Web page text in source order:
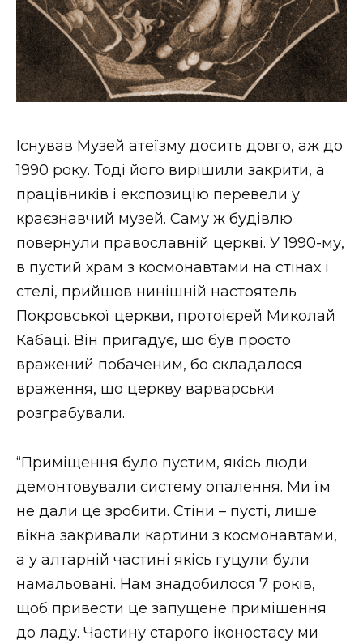
Існував Музей атеїзму досить довго, аж до
1990 року. Тоді його вирішили закрити, а
працівників і експозицію перевели у
краєзнавчий музей. Саму ж будівлю
повернули православній церкві. У 1990-му,
в пустий храм з космонавтами на стінах і
стелі, прийшов нинішній настоятель
Покровської церкви, протоієрей Миколай
Кабаці. Він пригадує, що був просто
вражений побаченим, бо складалося
враження, що церкву варварськи
розграбували.
“Приміщення було пустим, якісь люди
демонтовували систему опалення. Ми їм
не дали це зробити. Стіни – пусті, лише
вікна закривали картини з космонавтами,
а у алтарній частині якісь гуцули були
намальовані. Нам знадобилося 7 років,
щоб привести це запущене приміщення
до ладу. Частину старого іконостасу ми